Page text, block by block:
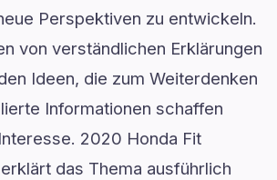
Perspektiven zu entwickeln.
von verständlichen Erklärungen
Ideen, die zum Weiterdenken
Informationen schaffen
2020 Honda Fit
das Thema ausführlich